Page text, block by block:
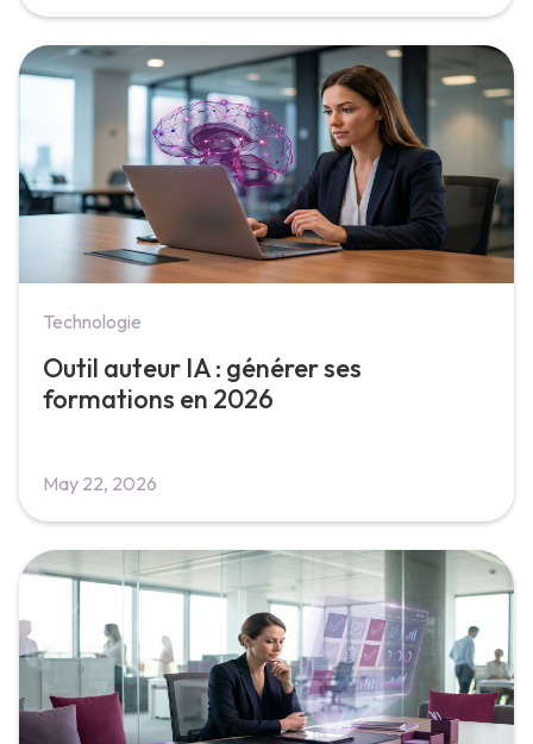
Technologie
Outil auteur IA : générer ses
formations en 2026
May 22, 2026